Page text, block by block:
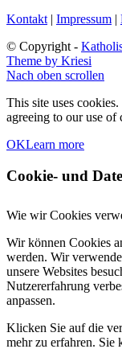
Kontakt| Impressum |
© Copyright -
Theme by Kriesi
Nach oben scrollen
This site uses
agreeing to our use of
OKLearn more
Cookie- und
Wie wir Cookies
Wir können Cookies
werden. Wir
unsere Websites
Nutzererfahrung
anpassen.
Klicken Sie auf die
mehr zu erfahren. Sie